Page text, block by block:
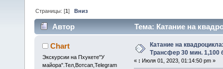
Страницы: [1]Вниз
Автор
Тема: Катание на
(Прочитано 58386 раз)
Chart
Экскурсии на Пхукете"У
майора".Тел,Вотсап,Telegram
Катание на
Трансфер 30 мин. 1,100
« : Июля 01, 2023, 01:14:50 pm »